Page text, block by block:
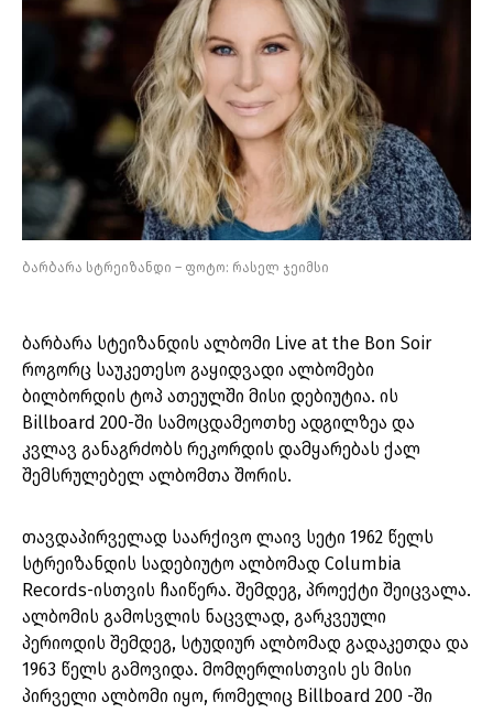
ბარბარა სტრეიზანდი – ფოტო: რასელ ჯეიმსი
ბარბარა სტეიზანდის ალბომი Live at the Bon Soir
როგორც საუკეთესო გაყიდვადი ალბომები
ბილბორდის ტოპ ათეულში მისი დებიუტია. ის
Billboard 200-ში სამოცდამეოთხე ადგილზეა და
კვლავ განაგრძობს რეკორდის დამყარებას ქალ
შემსრულებელ ალბომთა შორის.
თავდაპირველად საარქივო ლაივ სეტი 1962 წელს
სტრეიზანდის სადებიუტო ალბომად Columbia
Records-ისთვის ჩაიწერა. შემდეგ, პროექტი შეიცვალა.
ალბომის გამოსვლის ნაცვლად, გარკვეული
პერიოდის შემდეგ, სტუდიურ ალბომად გადაკეთდა და
1963 წელს გამოვიდა. მომღერლისთვის ეს მისი
პირველი ალბომი იყო, რომელიც Billboard 200 -ში